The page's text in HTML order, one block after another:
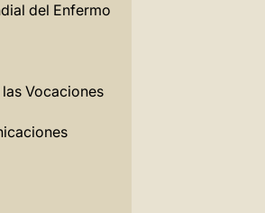
del Enfermo
Vocaciones